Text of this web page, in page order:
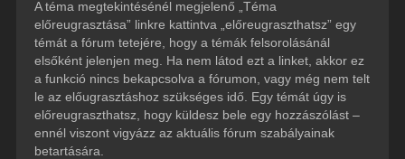
A téma megtekintésénél megjelenő „Téma
előreugrasztása” linkre kattintva „előreugraszthatsz” egy
témát a fórum tetejére, hogy a témák felsorolásánál
elsőként jelenjen meg. Ha nem látod ezt a linket, akkor ez
a funkció nincs bekapcsolva a fórumon, vagy még nem telt
le az előugrasztáshoz szükséges idő. Egy témát úgy is
előreugraszthatsz, hogy küldesz bele egy hozzászólást –
ennél viszont vigyázz az aktuális fórum szabályainak
betartására.